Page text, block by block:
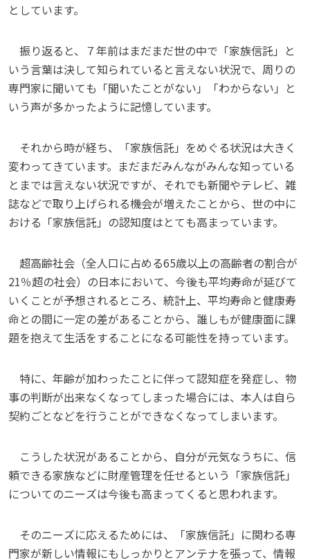
としています。
振り返ると、７年前はまだまだ世の中で「家族信託」と
いう言葉は決して知られていると言えない状況で、周りの
専門家に聞いても「聞いたことがない」「わからない」と
いう声が多かったように記憶しています。
それから時が経ち、「家族信託」をめぐる状況は大きく
変わってきています。まだまだみんながみんな知っている
とまでは言えない状況ですが、それでも新聞やテレビ、雑
誌などで取り上げられる機会が増えたことから、世の中に
おける「家族信託」の認知度はとても高まっています。
超高齢社会（全人口に占める65歳以上の高齢者の割合が
21％超の社会）の日本において、今後も平均寿命が延びて
いくことが予想されるところ、統計上、平均寿命と健康寿
命との間に一定の差があることから、誰しもが健康面に課
題を抱えて生活をすることになる可能性を持っています。
特に、年齢が加わったことに伴って認知症を発症し、物
事の判断が出来なくなってしまった場合には、本人は自ら
契約ごとなどを行うことができなくなってしまいます。
こうした状況があることから、自分が元気なうちに、信
頼できる家族などに財産管理を任せるという「家族信託」
についてのニーズは今後も高まってくると思われます。
そのニーズに応えるためには、「家族信託」に関わる専
門家が新しい情報にもしっかりとアンテナを張って、情報